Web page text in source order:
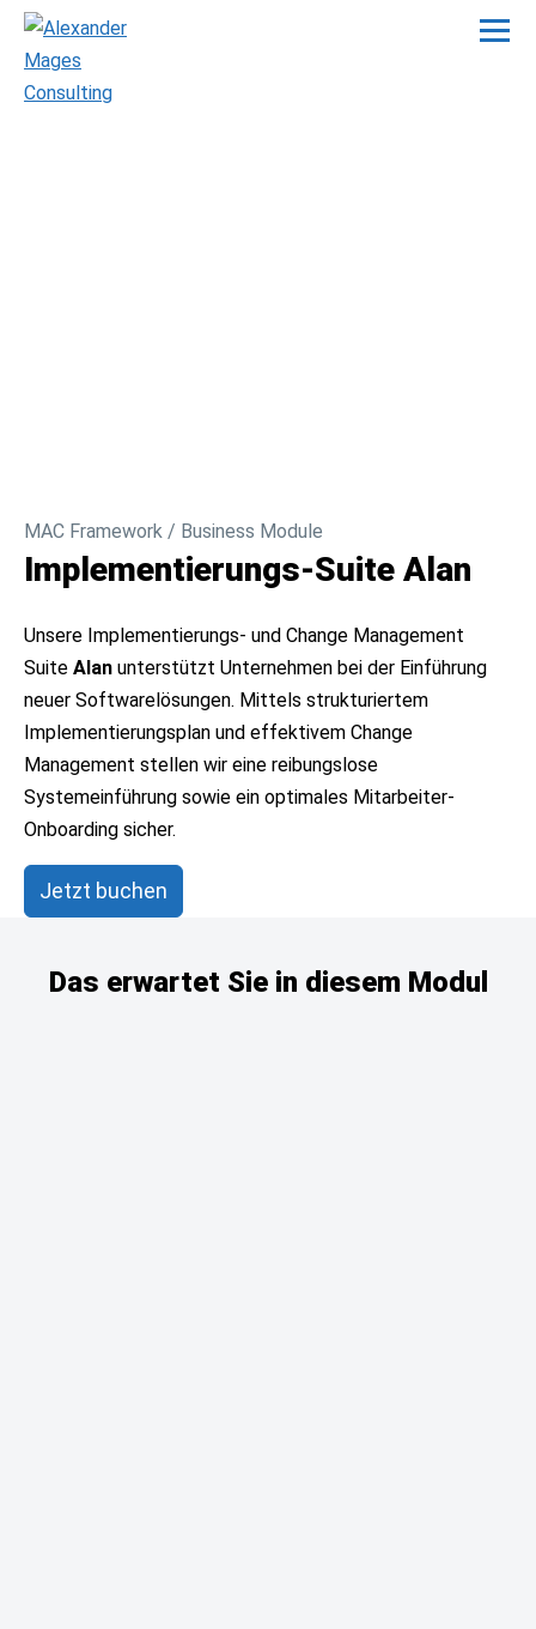
MAC Framework / Business Module
Implementierungs-Suite Alan
Unsere Implementierungs- und Change Management
Suite Alan unterstützt Unternehmen bei der Einführung
neuer Softwarelösungen. Mittels strukturiertem
Implementierungsplan und effektivem Change
Management stellen wir eine reibungslose
Systemeinführung sowie ein optimales Mitarbeiter-
Onboarding sicher.
Jetzt buchen
Das erwartet Sie in diesem Modul